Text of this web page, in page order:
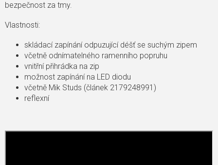
bezpečnost za tmy.
Vlastnosti:
skládací zapínání odpuzující déšť se suchým zipem
včetně odnímatelného ramenního popruhu
vnitřní přihrádka na zip
možnost zapínání na LED diodu
včetně Mik Studs (článek 2179248991)
reflexní